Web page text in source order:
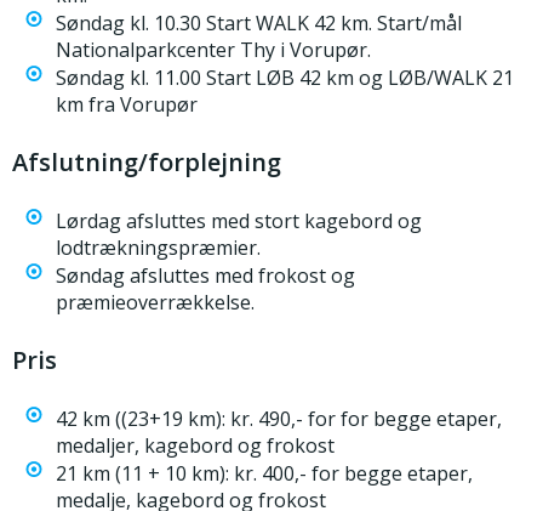
Søndag kl. 10.30 Start WALK 42 km. Start/mål
Nationalparkcenter Thy i Vorupør.
Søndag kl. 11.00 Start LØB 42 km og LØB/WALK 21
km fra Vorupør
Afslutning/forplejning
Lørdag afsluttes med stort kagebord og
lodtrækningspræmier.
Søndag afsluttes med frokost og
præmieoverrækkelse.
Pris
42 km ((23+19 km): kr. 490,- for for begge etaper,
medaljer, kagebord og frokost
21 km (11 + 10 km): kr. 400,- for begge etaper,
medalje, kagebord og frokost